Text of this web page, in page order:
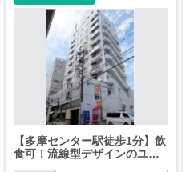
【多摩センター駅徒歩1分】飲
食可！流線型デザインのユニ